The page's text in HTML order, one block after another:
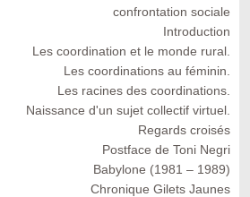
confrontation sociale
Introduction
Les coordination et le monde rural.
Les coordinations au féminin.
Les racines des coordinations.
Naissance d'un sujet collectif virtuel.
Regards croisés
Postface de Toni Negri
Babylone (1981 – 1989)
Chronique Gilets Jaunes